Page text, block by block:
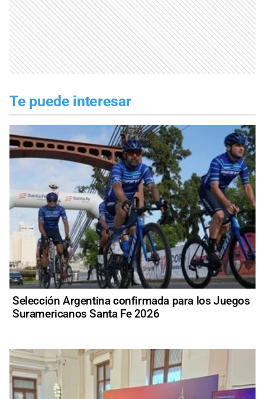
Te puede interesar
Selección Argentina confirmada para los Juegos
Suramericanos Santa Fe 2026